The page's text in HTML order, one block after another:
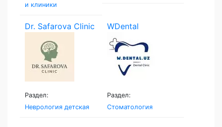
и клиники
Dr. Safarova Clinic
Раздел:
Неврология детская
WDental
Раздел:
Стоматология